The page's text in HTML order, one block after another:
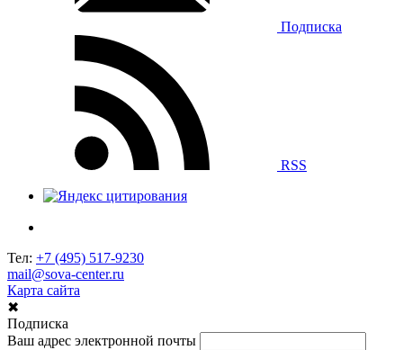
Подписка
RSS
Тел: +7 (495) 517-9230
mail@sova-center.ru
Карта сайта
✖
Подписка
Ваш адрес электронной почты